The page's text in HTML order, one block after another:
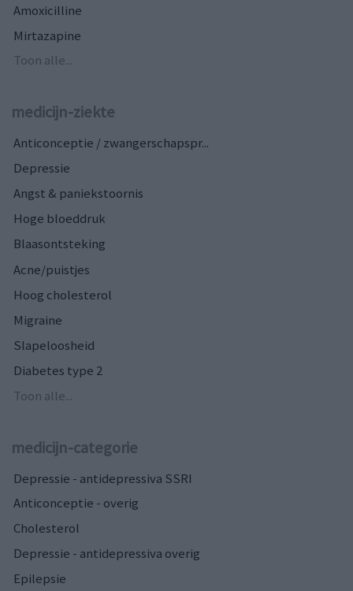
Amoxicilline
Mirtazapine
Toon alle...
medicijn-ziekte
Anticonceptie / zwangerschapspr...
Depressie
Angst & paniekstoornis
Hoge bloeddruk
Blaasontsteking
Acne/puistjes
Hoog cholesterol
Migraine
Slapeloosheid
Diabetes type 2
Toon alle...
medicijn-categorie
Depressie - antidepressiva SSRI
Anticonceptie - overig
Cholesterol
Depressie - antidepressiva overig
Epilepsie